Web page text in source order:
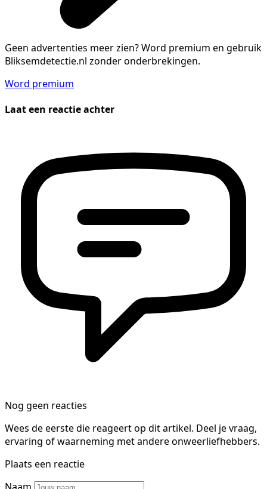
Geen advertenties meer zien?Word premium en gebruik
Bliksemdetectie.nl zonder onderbrekingen.
Word premium
Laat een reactie achter
Nog geen reacties
Wees de eerste die reageert op dit artikel. Deel je vraag,
ervaring of waarneming met andere onweerliefhebbers.
Plaats een reactie